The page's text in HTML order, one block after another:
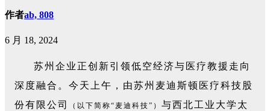
作者ab, 808
6 月 18, 2024
苏州企业正创新引领低空经济与医疗教援走向
深度融合。今天上午，由苏州麦迪斯顿医疗科技股
份有限公司
（以下简称“麦迪科技”） 与西北工业大学太